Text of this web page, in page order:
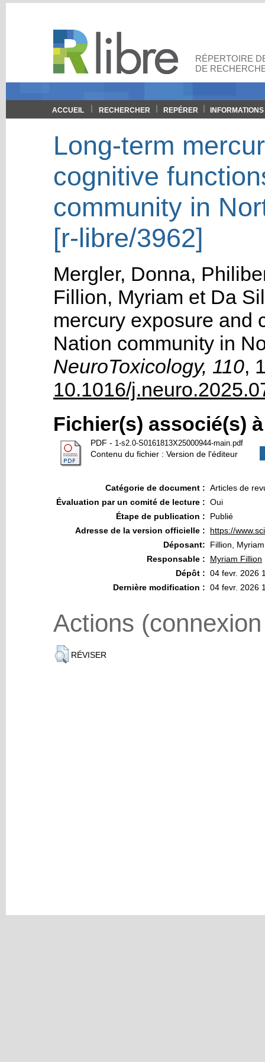
RÉPERTOIRE
DE
ACCUEIL RECHERCHER REPÉRER INFORMATIONS
Long-term
cognitive
community in
[r-libre/3962]
Mergler, Donna,
Fillion, Myriam et Da
mercury exposure and
Nation community in
NeuroToxicology, 110,
10.1016/
Fichier(s) associé(s)
PDF - 1-s2.0-S0161813X25000944-main.pdf
Contenu du fichier : Version de l'éditeur
Catégorie de document : Articles de
Évaluation par un comité de lecture : Oui
Étape de publication :
Publié
Adresse de la version officielle :
https://
Déposant:
Fillion, Myriam
Responsable :
Myriam Fillion
Dépôt : 04 fevr. 2026
Dernière modification : 04 fevr. 2026
Actions
RÉVISER